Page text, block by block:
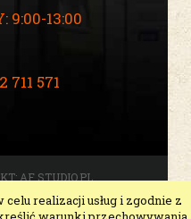
realizacji usług i zgodnie z
9:00-13:00
711 571
AF STUDIO.PL
strony